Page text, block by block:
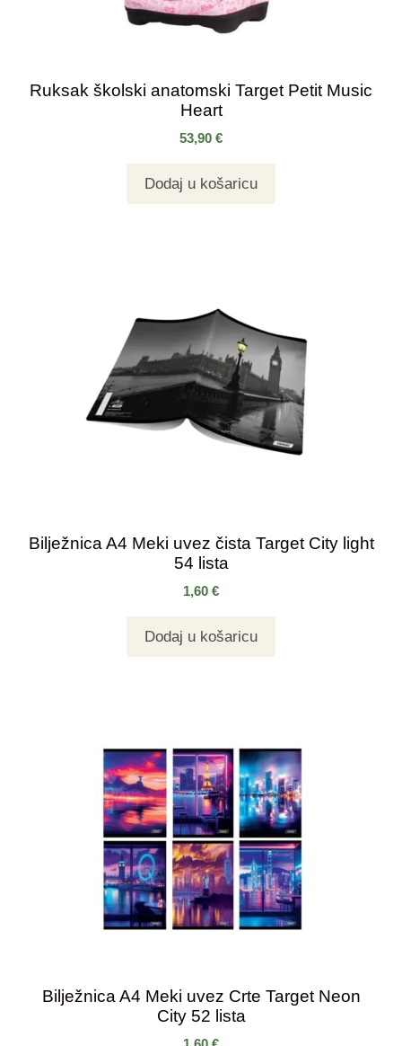
Ruksak školski anatomski Target Petit Music
Heart
53,90 €
Dodaj u košaricu
Bilježnica A4 Meki uvez čista Target City light
54 lista
1,60 €
Dodaj u košaricu
Bilježnica A4 Meki uvez Crte Target Neon
City 52 lista